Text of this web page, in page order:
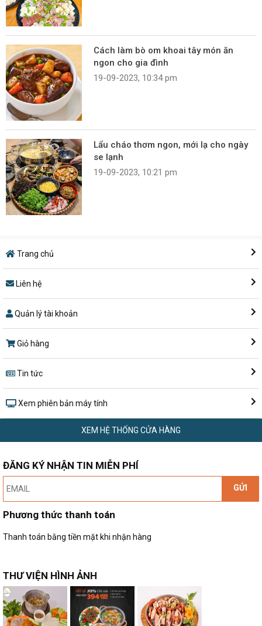
Cách làm bò om khoai tây món ăn
ngon cho gia đình
19-09-2023, 10:34 pm
Lẩu cháo thơm ngon, mới lạ cho ngày
se lạnh
19-09-2023, 10:21 pm
Trang chủ
Liên hệ
Quản lý tài khoản
Giỏ hàng
Tin tức
Xem phiên bản máy tính
XEM HỆ THỐNG CỬA HÀNG
ĐĂNG KÝ NHẬN TIN MIỄN PHÍ
GỬI
Phương thức thanh toán
Thanh toán bằng tiền mặt khi nhận hàng
THƯ VIỆN HÌNH ẢNH